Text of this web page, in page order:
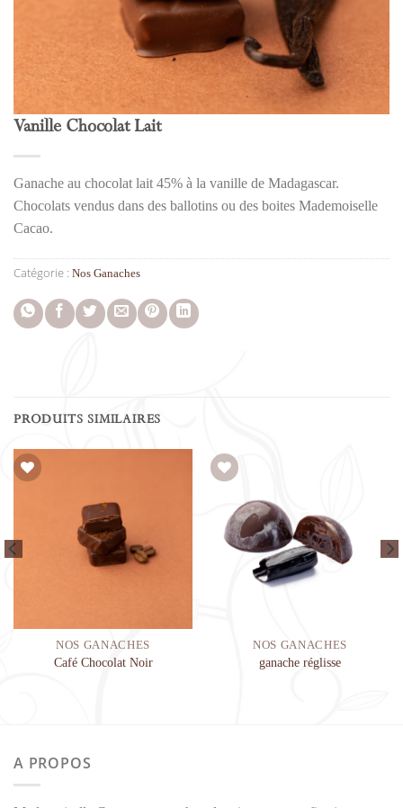
Vanille Chocolat Lait
Ganache au chocolat lait 45% à la vanille de Madagascar.
Chocolats vendus dans des ballotins ou des boites Mademoiselle
Cacao.
Catégorie : Nos Ganaches
PRODUITS SIMILAIRES
NOS GANACHES
Café Chocolat Noir
NOS GANACHES
ganache réglisse
A PROPOS